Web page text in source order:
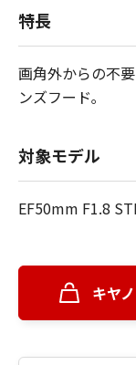
特長
画角外からの不
ンズフード｡
対象モデル
EF50mm F1.8
キヤ